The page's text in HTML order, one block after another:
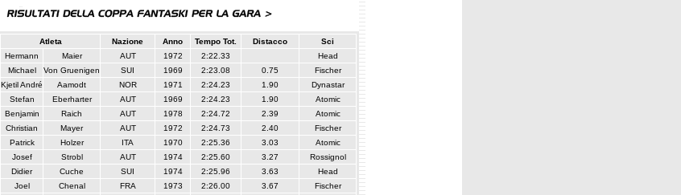
Atleta Nazione Anno Tempo Tot. Distacco
Sci
Hermann Maier AUT 1972 2:22.33
Head
Michael Von Gruenigen SUI 1969 2:23.08 0.75
Fischer
Kjetil André Aamodt NOR 1971 2:24.23 1.90
Dynastar
Stefan Eberharter AUT 1969 2:24.23 1.90
Atomic
Benjamin Raich AUT 1978 2:24.72 2.39
Atomic
Christian Mayer AUT 1972 2:24.73 2.40
Fischer
Patrick Holzer ITA 1970 2:25.36 3.03
Atomic
Josef Strobl AUT 1974 2:25.60 3.27
Rossignol
Didier Cuche SUI 1974 2:25.96 3.63
Head
Joel Chenal FRA 1973 2:26.00 3.67
Fischer